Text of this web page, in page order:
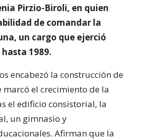
Pirzio-Biroli, en quien
de comandar la
un cargo que ejerció
1989.
encabezó la construcción de
el crecimiento de la
el edificio consistorial, la
un gimnasio y
Afirman que la